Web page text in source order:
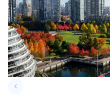
keyboard_arrow_leftPrevious slide